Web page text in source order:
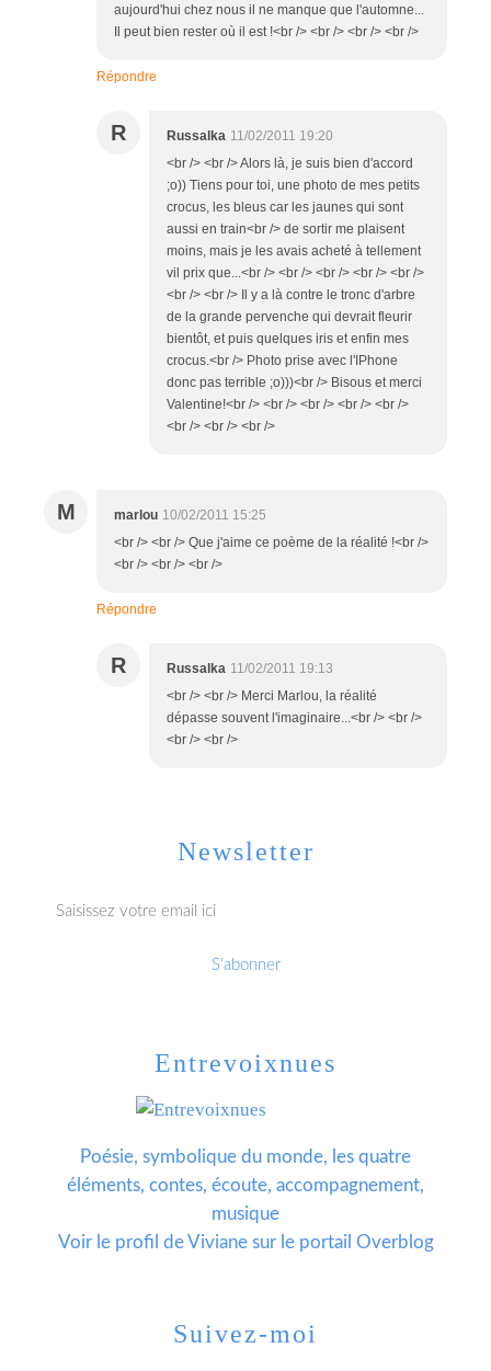
aujourd'hui chez nous il ne manque que l'automne...
Il peut bien rester où il est !<br /> <br /> <br /> <br />
Répondre
R Russalka 11/02/2011 19:20
<br /> <br /> Alors là, je suis bien d'accord
;o)) Tiens pour toi, une photo de mes petits
crocus, les bleus car les jaunes qui sont
aussi en train<br /> de sortir me plaisent
moins, mais je les avais acheté à tellement
vil prix que...<br /> <br /> <br /> <br /> <br />
<br /> <br /> Il y a là contre le tronc d'arbre
de la grande pervenche qui devrait fleurir
bientôt, et puis quelques iris et enfin mes
crocus.<br /> Photo prise avec l'IPhone
donc pas terrible ;o)))<br /> Bisous et merci
Valentine!<br /> <br /> <br /> <br /> <br />
<br /> <br /> <br />
M marlou 10/02/2011 15:25
<br /> <br /> Que j'aime ce poème de la réalité !<br />
<br /> <br /> <br />
Répondre
R Russalka 11/02/2011 19:13
<br /> <br /> Merci Marlou, la réalité
dépasse souvent l'imaginaire...<br /> <br />
<br /> <br />
Newsletter
Entrevoixnues
Poésie, symbolique du monde, les quatre
éléments, contes, écoute, accompagnement,
musique
Voir le profil deVivianesur le portail Overblog
Suivez-moi